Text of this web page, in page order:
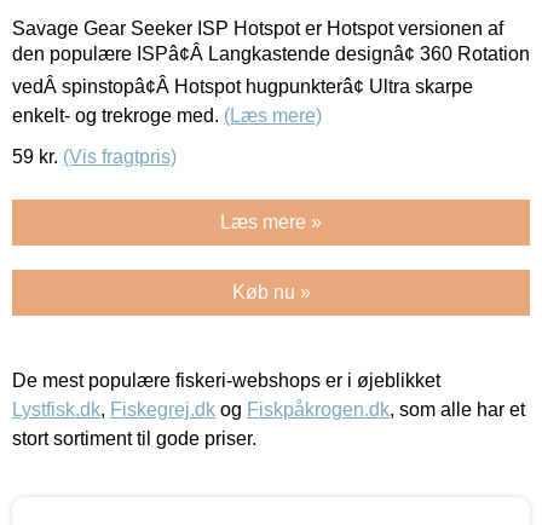
Savage Gear Seeker ISP Hotspot er Hotspot versionen af
den populære ISPâ¢Â Langkastende designâ¢ 360 Rotation
vedÂ spinstopâ¢Â Hotspot hugpunkterâ¢ Ultra skarpe
enkelt- og trekroge med. (Læs mere)
59 kr. (Vis fragtpris)
Læs mere »
Køb nu »
De mest populære fiskeri-webshops er i øjeblikket
Lystfisk.dk, Fiskegrej.dk og Fiskpåkrogen.dk, som alle har et
stort sortiment til gode priser.